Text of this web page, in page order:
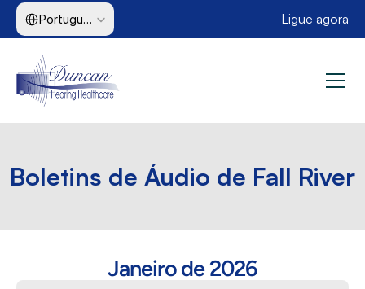
Select Language
Portuguese (Brazil) Ligue agora
Boletins de Áudio de Fall River
Janeiro de 2026